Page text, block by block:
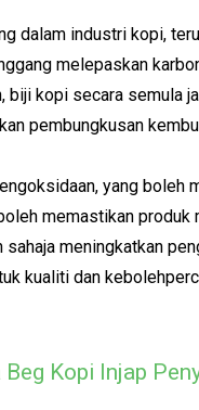
dalam industri kopi,
melepaskan
kopi secara semula
pembungkusan
yang
memastikan produk
sahaja meningkatkan
kualiti dan
Kopi Injap